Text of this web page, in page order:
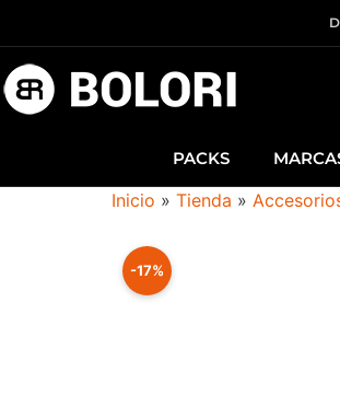
PACKS
Inicio » Tienda »
-17%